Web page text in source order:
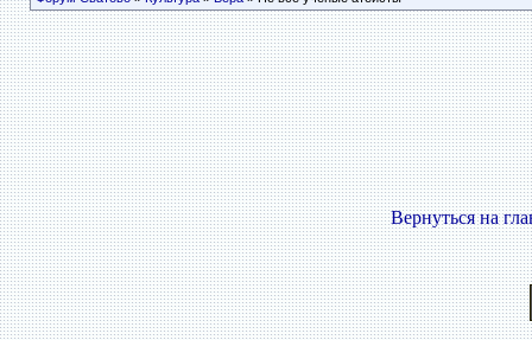
Вернуться на